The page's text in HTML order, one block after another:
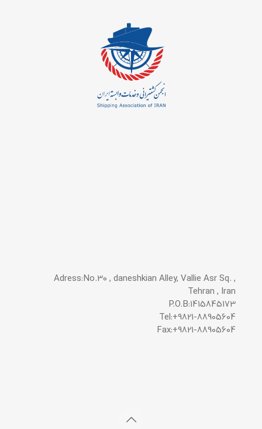
Adress:No.30 , daneshkian Alley, Vallie Asr Sq. ,
Tehran , Iran
P.O.B:1415845173
Tel:+9821-88905604
Fax:+9821-88905604